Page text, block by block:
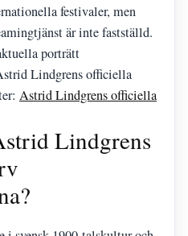
festivaler, men
är inte fastställd.
porträtt
Lindgrens officiella
Astrid Lindgrens officiella
Lindgrens